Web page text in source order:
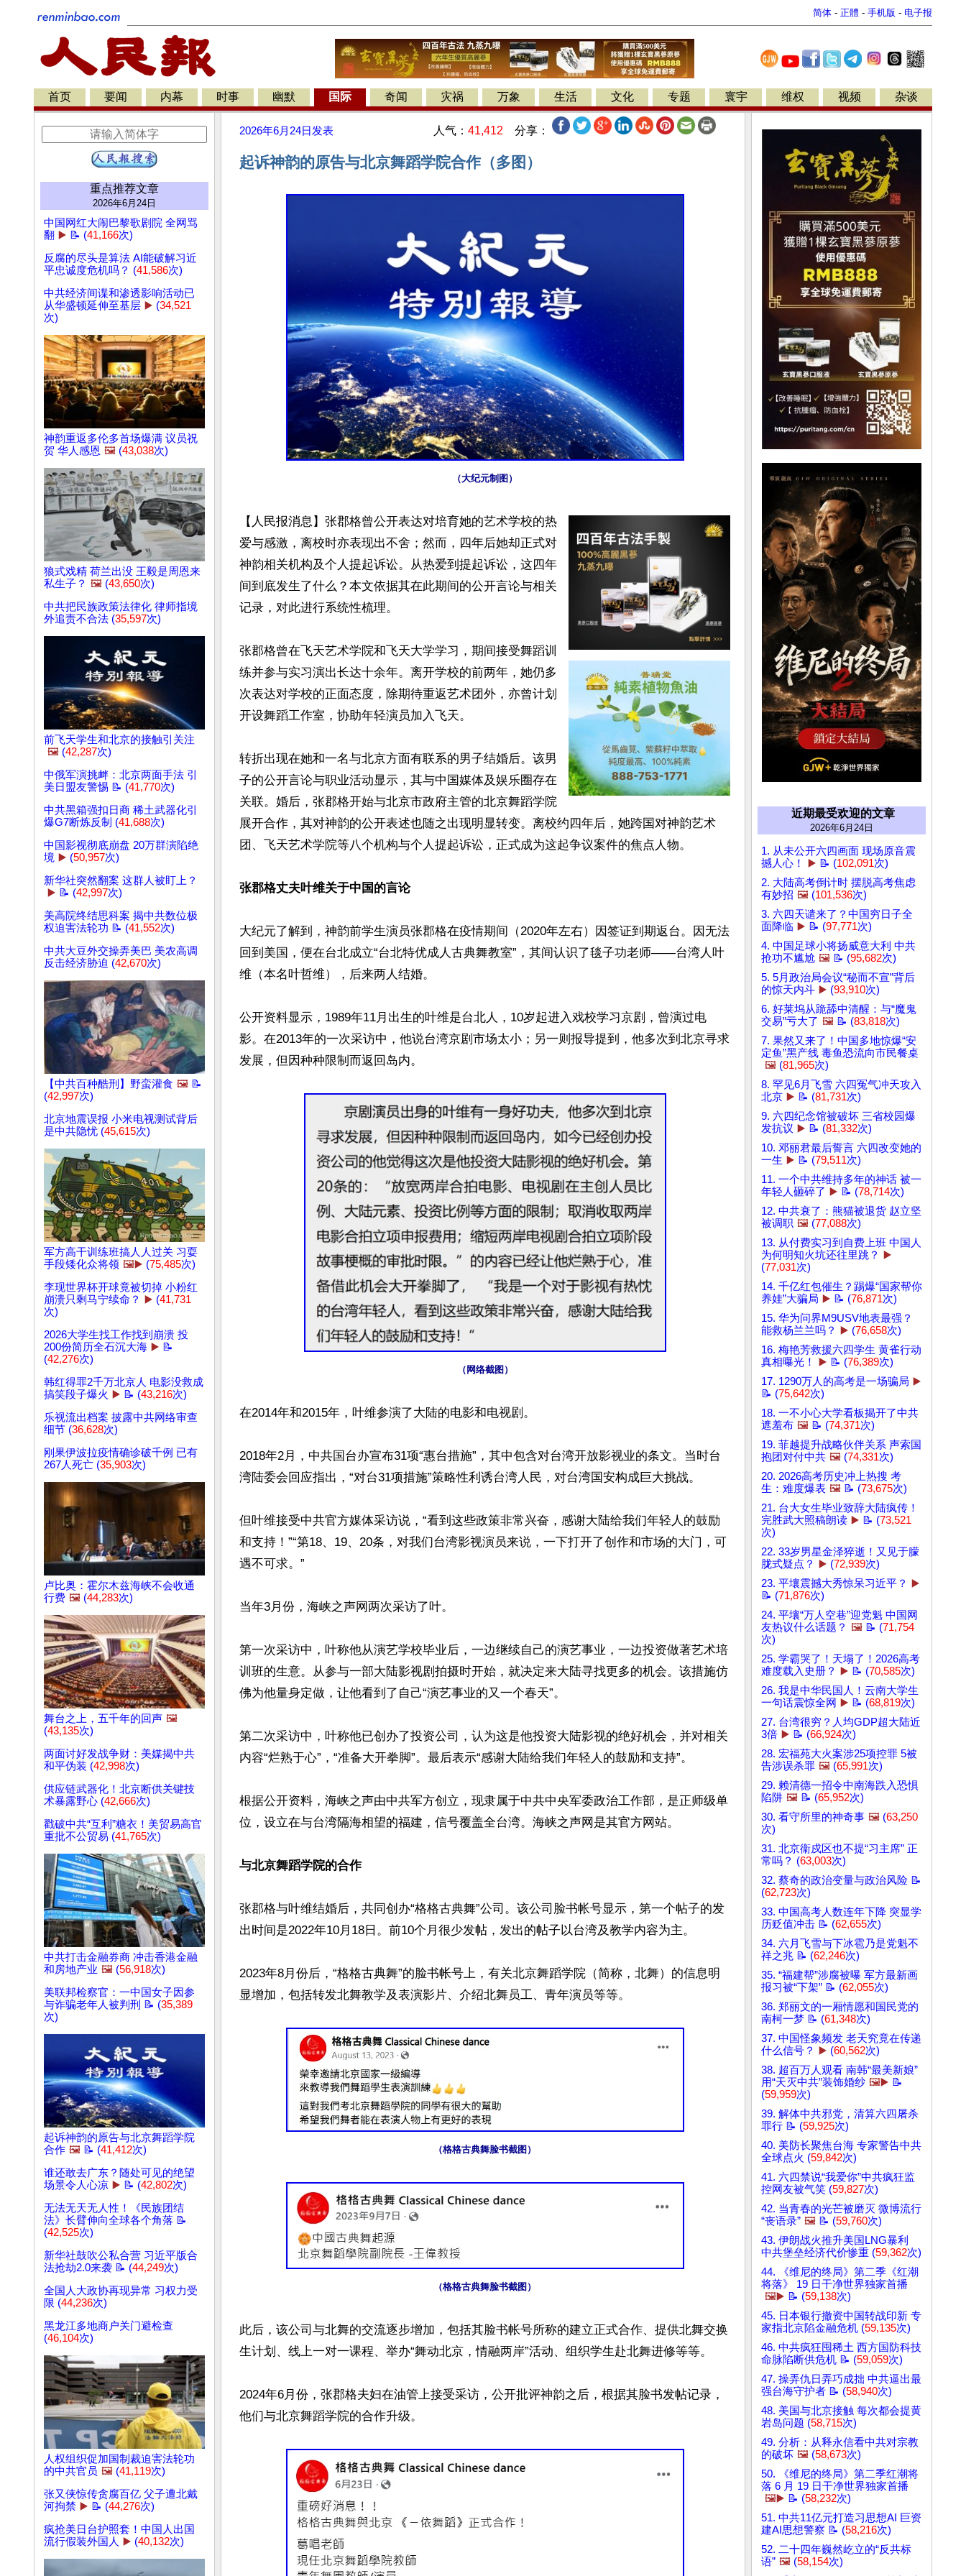
简体 - 正體 - 手机版 - 电子报
首页 要闻 内幕 时事 幽默 国际 奇闻 灾祸 万象 生活 文化 专题 寰宇 维权 视频 杂谈
重点推荐文章
2026年6月24日
中国网红大闹巴黎歌剧院 全网骂
翻 ▶️ 📝 (41,166次)
反腐的尽头是算法 AI能破解习近
平忠诚度危机吗？ (41,586次)
中共经济间谍和渗透影响活动已
从华盛顿延伸至基层 ▶️ (34,521
次)
神韵重返多伦多首场爆满 议员祝
贺 华人感恩 🖼️ (43,038次)
狼式戏精 荷兰出没 王毅是周恩来
私生子？ 🖼️ (43,650次)
中共把民族政策法律化 律师指境
外追责不合法 (35,597次)
前飞天学生和北京的接触引关注
🖼️ (42,287次)
中俄军演挑衅：北京两面手法 引
美日盟友警惕 📝 (41,770次)
中共黑箱强扣日商 稀土武器化引
爆G7断炼反制 (41,688次)
中国影视彻底崩盘 20万群演陷绝
境 ▶️ (50,957次)
新华社突然翻案 这群人被盯上？
▶️ 📝 (42,997次)
美高院终结思科案 揭中共数位极
权迫害法轮功 📝 (41,552次)
中共大豆外交操弄美巴 美农高调
反击经济胁迫 (42,670次)
【中共百种酷刑】野蛮灌食 🖼️ 📝
(42,997次)
北京地震误报 小米电视测试背后
是中共隐忧 (45,615次)
军方高干训练班搞人人过关 习耍
手段矮化众将领 🖼️▶️ (75,485次)
李现世界杯开球竟被切掉 小粉红
崩溃只剩马宁续命？
▶️ (41,731
次)
2026大学生找工作找到崩溃 投
200份简历全石沉大海 ▶️ 📝
(42,276次)
韩红得罪2千万北京人 电影没救成
搞笑段子爆火 ▶️ 📝 (43,216次)
乐视流出档案 披露中共网络审查
细节 (36,628次)
刚果伊波拉疫情确诊破千例 已有
267人死亡 (35,903次)
卢比奥：霍尔木兹海峡不会收通
行费 🖼️ (44,283次)
舞台之上，五千年的回声 🖼️
(43,135次)
两面讨好发战争财：美媒揭中共
和平伪装 (42,998次)
供应链武器化！北京断供关键技
术暴露野心 (42,666次)
戳破中共“互利”糖衣！美贸易高官
重批不公贸易 (41,765次)
中共打击金融券商 冲击香港金融
和房地产业 🖼️ (56,918次)
美联邦检察官：一中国女子因参
与诈骗老年人被判刑 📝 (35,389
次)
起诉神韵的原告与北京舞蹈学院
合作 🖼️ 📝 (41,412次)
谁还敢去广东？随处可见的绝望
场景令人心凉 ▶️ 📝 (42,802次)
无法无天无人性！《民族团结
法》长臂伸向全球各个角落 📝
(42,525次)
新华社鼓吹公私合营 习近平版合
法抢劫2.0来袭 📝 (44,249次)
全国人大政协再现异常 习权力受
限 (44,236次)
黑龙江多地商户关门避检查
(46,104次)
人权组织促加国制裁迫害法轮功
的中共官员 🖼️ (41,119次)
张又侠惊传贪腐百亿 父子遭北戴
河拘禁 ▶️ 📝 (44,276次)
疯抢美日台护照套！中国人出国
流行假装外国人 ▶️ (40,132次)
2026年6月24日 发表 人气： 41,412 分享：
起诉神韵的原告与北京舞蹈学院合作（多图）
（大纪元制图）
【人民报消息】张郡格曾公开表达对培育她的艺术学校的热
爱与感激，离校时亦表现出不舍；然而，四年后她却正式对
神韵相关机构及个人提起诉讼。从热爱到提起诉讼，这四年
间到底发生了什么？本文依据其在此期间的公开言论与相关
记录，对此进行系统性梳理。
张郡格曾在飞天艺术学院和飞天大学学习，期间接受舞蹈训
练并参与实习演出长达十余年。离开学校的前两年，她仍多
次表达对学校的正面态度，除期待重返艺术团外，亦曾计划
开设舞蹈工作室，协助年轻演员加入飞天。
转折出现在她和一名与北京方面有联系的男子结婚后。该男
子的公开言论与职业活动显示，其与中国媒体及娱乐圈存在
关联。婚后，张郡格开始与北京市政府主管的北京舞蹈学院
展开合作，其对神韵的公开表述也随之出现明显转变。离校约四年后，她跨国对神韵艺术
团、飞天艺术学院等八个机构与个人提起诉讼，正式成为这起争议案件的焦点人物。
张郡格丈夫叶维关于中国的言论
大纪元了解到，神韵前学生演员张郡格在疫情期间（2020年左右）因签证到期返台。因无法
回到美国，便在台北成立“台北特优成人古典舞教室”，其间认识了毯子功老师——台湾人叶
维（本名叶哲维），后来两人结婚。
公开资料显示，1989年11月出生的叶维是台北人，10岁起进入戏校学习京剧，曾演过电
影。在2013年的一次采访中，他说台湾京剧市场太小；另一则报导提到，他多次到北京寻求
发展，但因种种限制而返回岛内。
（网络截图）
在2014年和2015年，叶维参演了大陆的电影和电视剧。
2018年2月，中共国台办宣布31项“惠台措施”，其中包含对台湾开放影视业的条文。当时台
湾陆委会回应指出，“对台31项措施”策略性利诱台湾人民，对台湾国安构成巨大挑战。
但叶维接受中共官方媒体采访说，“看到这些政策非常兴奋，感谢大陆给我们年轻人的鼓励
和支持！”“第18、19、20条，对我们台湾影视演员来说，一下打开了创作和市场的大门，可
遇不可求。”
当年3月份，海峡之声网两次采访了叶。
第一次采访中，叶称他从演艺学校毕业后，一边继续自己的演艺事业，一边投资做著艺术培
训班的生意。从参与一部大陆影视剧拍摄时开始，就决定来大陆寻找更多的机会。该措施仿
佛为他量身定做，让他看到了自己“演艺事业的又一个春天”。
第二次采访中，叶称他已创办了投资公司，认为这是他投资大陆影视的绝好机会，并对相关
内容“烂熟于心”，“准备大开拳脚”。最后表示“感谢大陆给我们年轻人的鼓励和支持”。
根据公开资料，海峡之声由中共军方创立，现隶属于中共中央军委政治工作部，是正师级单
位，设立在与台湾隔海相望的福建，信号覆盖全台湾。海峡之声网是其官方网站。
与北京舞蹈学院的合作
张郡格与叶维结婚后，共同创办“格格古典舞”公司。该公司脸书帐号显示，第一个帖子的发
出时间是2022年10月18日。前10个月很少发帖，发出的帖子以台湾及教学内容为主。
2023年8月份后，“格格古典舞”的脸书帐号上，有关北京舞蹈学院（简称，北舞）的信息明
显增加，包括转发北舞教学及表演影片、介绍北舞员工、青年演员等等。
（格格古典舞脸书截图）
（格格古典舞脸书截图）
此后，该公司与北舞的交流逐步增加，包括其脸书帐号所称的建立正式合作、提供北舞交换
生计划、线上一对一课程、举办“舞动北京，情融两岸”活动、组织学生赴北舞进修等等。
2024年6月份，张郡格夫妇在油管上接受采访，公开批评神韵之后，根据其脸书发帖记录，
他们与北京舞蹈学院的合作升级。
近期最受欢迎的文章
2026年6月24日
1. 从未公开六四画面 现场原音震
撼人心！
▶️ 📝 (102,091次)
2. 大陆高考倒计时 摆脱高考焦虑
有妙招 🖼️ (101,536次)
3. 六四天谴来了？中国穷日子全
面降临 ▶️ 📝 (97,771次)
4. 中国足球小将扬威意大利 中共
抢功不尴尬 🖼️ 📝 (95,682次)
5. 5月政治局会议“秘而不宣”背后
的惊天内斗 ▶️ (93,910次)
6. 好莱坞从跪舔中清醒：与“魔鬼
交易”亏大了 🖼️ 📝 (83,818次)
7. 果然又来了！中国多地惊爆“安
定鱼”黑产线 毒鱼恐流向市民餐桌
🖼️ (81,965次)
8. 罕见6月飞雪 六四冤气冲天攻入
北京 ▶️ 📝 (81,731次)
9. 六四纪念馆被破坏 三省校园爆
发抗议 ▶️ 📝 (81,332次)
10. 邓丽君最后誓言 六四改变她的
一生 ▶️ 📝 (79,511次)
11. 一个中共维持多年的神话 被一
年轻人砸碎了 ▶️ 📝 (78,714次)
12. 中共衰了：熊猫被退货 赵立坚
被调职 🖼️ (77,088次)
13. 从付费实习到自费上班 中国人
为何明知火坑还往里跳？
▶️
(77,031次)
14. 千亿红包催生？踢爆“国家帮你
养娃”大骗局 ▶️ 📝 (76,871次)
15. 华为问界M9USV地表最强？
能救杨兰兰吗？
▶️ (76,658次)
16. 梅艳芳救援六四学生 黄雀行动
真相曝光！
▶️ 📝 (76,389次)
17. 1290万人的高考是一场骗局 ▶️
📝 (75,642次)
18. 一不小心大学看板揭开了中共
遮羞布 🖼️ 📝 (74,371次)
19. 菲越提升战略伙伴关系 声索国
抱团对付中共 🖼️ (74,331次)
20. 2026高考历史冲上热搜 考
生：难度爆表 🖼️ 📝 (73,675次)
21. 台大女生毕业致辞大陆疯传！
完胜武大照稿朗读 ▶️ 📝 (73,521
次)
22. 33岁男星金泽猝逝！又见于朦
胧式疑点？
▶️ (72,939次)
23. 平壤震撼大秀惊呆习近平？
▶️
📝 (71,876次)
24. 平壤“万人空巷”迎党魁 中国网
友热议什么话题？ 🖼️ 📝 (71,754
次)
25. 学霸哭了！天塌了！2026高考
难度载入史册？
▶️ 📝 (70,585次)
26. 我是中华民国人！云南大学生
一句话震惊全网 ▶️ 📝 (68,819次)
27. 台湾很穷？人均GDP超大陆近
3倍 ▶️ 📝 (66,924次)
28. 宏福苑大火案涉25项控罪 5被
告涉误杀罪 🖼️ (65,991次)
29. 赖清德一招令中南海跌入恐惧
陷阱 🖼️ 📝 (65,952次)
30. 看守所里的神奇事 🖼️ (63,250
次)
31. 北京衞戍区也不提“习主席” 正
常吗？ (63,003次)
32. 蔡奇的政治变量与政治风险 📝
(62,723次)
33. 中国高考人数连年下降 突显学
历贬值冲击 📝 (62,655次)
34. 六月飞雪与下冰雹乃是党魁不
祥之兆 📝 (62,246次)
35. “福建帮”涉腐被曝 军方最新画
报习被“下架” 📝 (62,055次)
36. 郑丽文的一厢情愿和国民党的
南柯一梦 📝 (61,348次)
37. 中国怪象频发 老天究竟在传递
什么信号？
▶️ (60,562次)
38. 超百万人观看 南韩“最美新娘”
用“天灭中共”装饰婚纱 🖼️▶️ 📝
(59,959次)
39. 解体中共邪党，清算六四屠杀
罪行 📝 (59,925次)
40. 美防长聚焦台海 专家警告中共
全球点火 (59,842次)
41. 六四禁说“我爱你”中共疯狂监
控网友被气笑 (59,827次)
42. 当青春的光芒被磨灭 微博流行
“丧语录” 🖼️ 📝 (59,760次)
43. 伊朗战火推升美国LNG暴利
中共堡垒经济代价惨重 (59,362次)
44. 《维尼的终局》第二季《红潮
将落》 19 日干净世界独家首播
🖼️▶️ 📝 (59,138次)
45. 日本银行撤资中国转战印新 专
家指北京陷金融危机 (59,135次)
46. 中共疯狂囤稀土 西方国防科技
命脉陷断供危机 📝 (59,059次)
47. 操弄仇日弄巧成拙 中共逼出最
强台海守护者 📝 (58,940次)
48. 美国与北京接触 每次都会提黄
岩岛问题 (58,715次)
49. 分析：从释永信看中共对宗教
的破坏 🖼️ (58,673次)
50. 《维尼的终局》第二季红潮将
落 6 月 19 日干净世界独家首播
🖼️▶️ 📝 (58,232次)
51. 中共11亿元打造习思想AI 巨资
建AI思想警察 📝 (58,216次)
52. 二十四年巍然屹立的“反共标
语” 🖼️ (58,154次)